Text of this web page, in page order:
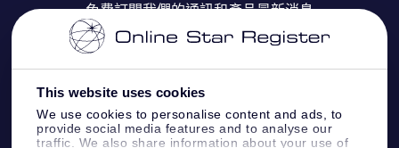
This website uses cookies
We use cookies to personalise content and ads, to
provide social media features and to analyse our
traffic. We also share information about your use of
評論
OSR 禮物卡
公司禮品
個性化的Star Page
One Million Stars
OSR Starsaver
付款資訊
配送信息
免費訂閱我們的通訊和產品最新消息